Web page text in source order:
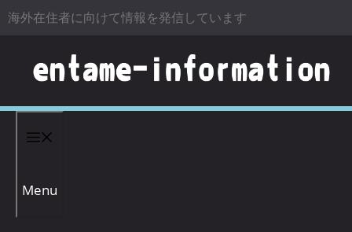
コンテンツへスキップ
海外在住者に向けて情報を発信しています
Menu